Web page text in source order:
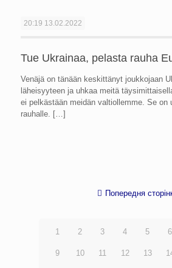
20:19 13.02.2022
Tue Ukrainaa, pelasta rauha
Venäjä on tänään keskittänyt joukkojaan
läheisyyteen ja uhkaa meitä
ei pelkästään meidän valtiollemme. Se on
rauhalle. […]
Попередня
1 2 3 4 5 6
9 10 11 12 13